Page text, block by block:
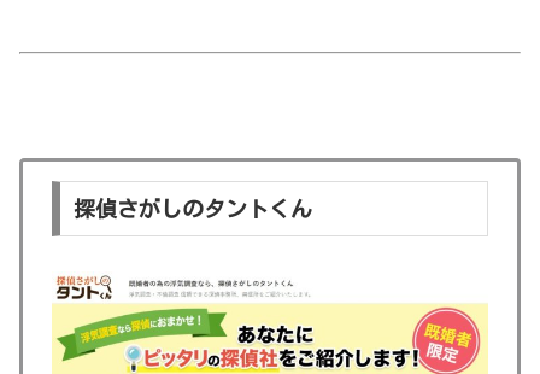
探偵さがしのタントくん